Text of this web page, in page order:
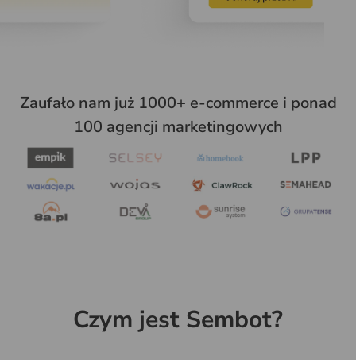
Zaufało nam już 1000+ e-commerce i ponad
100 agencji marketingowych
Czym jest Sembot?